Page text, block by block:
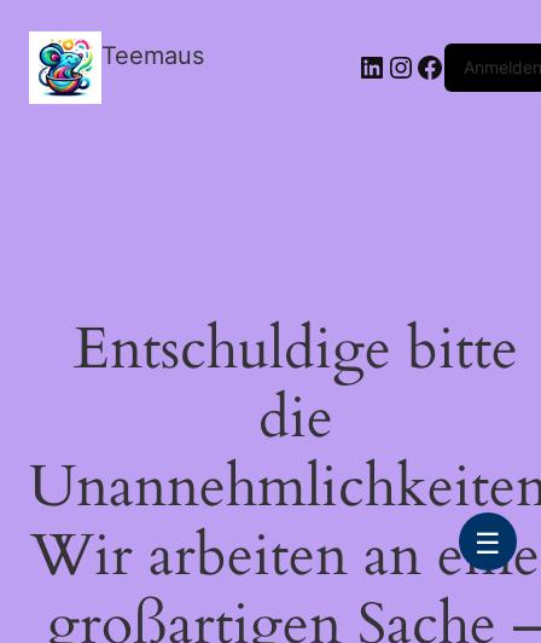
Teemaus LinkedIn
Instagram
FacebookAnmelden
Entschuldige bitte
die
Wir arbeiten an
großartigen Sache
☰